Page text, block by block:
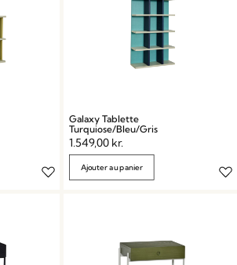
Galaxy Tablette
Turquiose/Bleu/Gris
1.549,00 kr.
Ajouter au panier